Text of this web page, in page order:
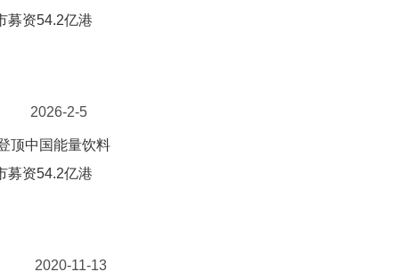
募资54.2亿港
2026-2-5
顶中国能量饮料
募资54.2亿港
2020-11-13